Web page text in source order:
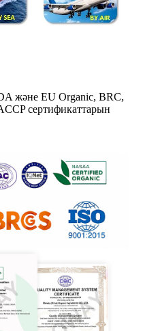
және EU Organic, BRC,
сертификаттарын